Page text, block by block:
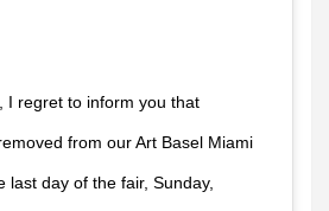
I regret to inform you that
from our Art Basel Miami
last day of the fair, Sunday,